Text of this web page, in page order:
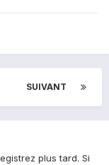
SUIVANT
plus tard. Si